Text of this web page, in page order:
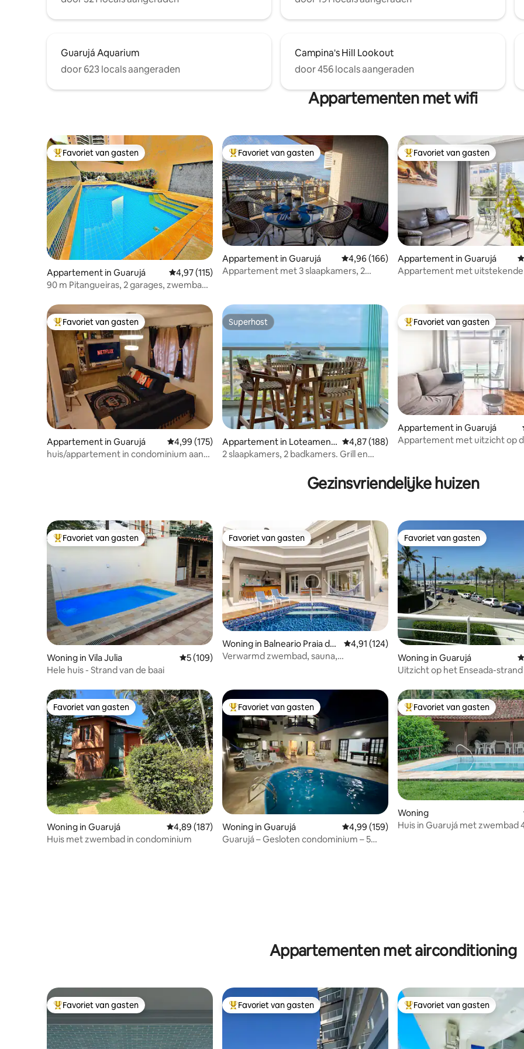
Guarujá Aquarium
door 623 locals aangeraden
Campina's Hill Lookout
door 456 locals aangeraden
Appartementen met wifi
Topfavoriet van gasten
Favoriet van gasten
Appartement in Guarujá Gemiddelde beoordeling van 4,97 uit 5, 115 recensies
4,97 (115)
90 m Pitangueiras, 2 garages, zwembad
Topfavoriet van gasten
Favoriet van gasten
Appartement in Guarujá Gemiddelde beoordeling van 4,96 uit 5, 166
4,96 (166)
Appartement met 3 slaapkamers, 2
Topfavoriet van gasten
Favoriet van gasten
Appartement in Guarujá
Appartement met uitstekende
Topfavoriet van gasten
Favoriet van gasten
Appartement in Guarujá Gemiddelde beoordeling van 4,99 uit 5, 175 recensies
4,99 (175)
huis/appartement in condominium aan
Superhost
Superhost
Appartement in Loteament
o Joao Batista Juliao
Gemiddelde beoordeling van 4,87 uit 5, 188
4,87 (188)
2 slaapkamers, 2 badkamers. Grill en
Topfavoriet van gasten
Favoriet van gasten
Appartement in Guarujá
Appartement met uitzicht op
Gezinsvriendelijke huizen
Topfavoriet van gasten
Favoriet van gasten
Woning in Vila Julia Gemiddelde beoordeling van 5 uit 5, 109 recensies
5 (109)
Hele huis - Strand van de baai
Favoriet van gasten
Favoriet van gasten
Woning in Balneario Praia do
Pernambuco
Gemiddelde beoordeling van 4,91 uit 5, 124
4,91 (124)
Verwarmd zwembad, sauna,
Favoriet van gasten
Favoriet van gasten
Woning in Guarujá
Uitzicht op het Enseada-strand
Favoriet van gasten
Favoriet van gasten
Woning in Guarujá Gemiddelde beoordeling van 4,89 uit 5, 187 recensies
4,89 (187)
Huis met zwembad in condominium
Topfavoriet van gasten
Favoriet van gasten
Woning in Guarujá Gemiddelde beoordeling van 4,99 uit 5, 159
4,99 (159)
Guarujá – Gesloten condominium – 5
Topfavoriet van gasten
Favoriet van gasten
Woning
Huis in Guarujá met zwembad
Appartementen met airconditioning
Topfavoriet van gasten
Favoriet van gasten Topfavoriet van gasten
Favoriet van gasten Topfavoriet van gasten
Favoriet van gasten